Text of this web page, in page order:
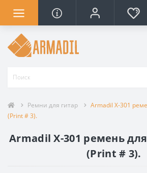
Ремни для гитар
Armadil X-301
(Print # 3).
Armadil X-301 ремень
(Print # 3).